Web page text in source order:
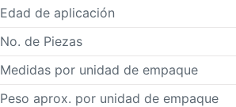
Edad de aplicación
No. de Piezas
Medidas por unidad de empaque
Peso aprox. por unidad de empaque